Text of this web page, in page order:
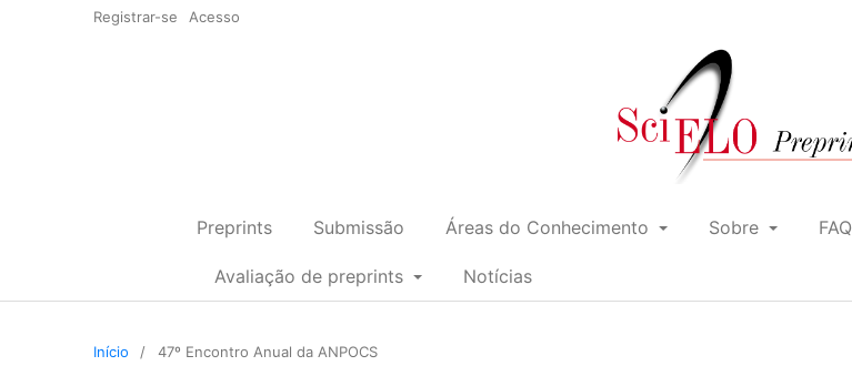
Registrar-se Acesso
Preprints Submissão Áreas do Conhecimento Sobre FAQ
Avaliação de preprints Notícias
Início / 47º Encontro Anual da ANPOCS